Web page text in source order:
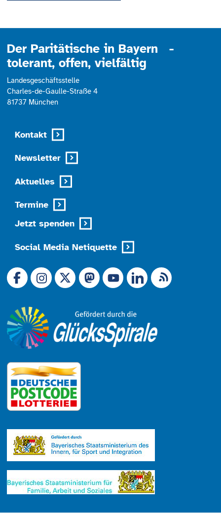
Management Platform
Der Paritätische in Bayern -
tolerant, offen, vielfältig
Landesgeschäftsstelle
Charles-de-Gaulle-Straße 4
81737 München
Kontakt
Newsletter
Aktuelles
Termine
Jetzt spenden
Social Media Netiquette
Link zu X (Ex-Twitter)
RSS-Feed